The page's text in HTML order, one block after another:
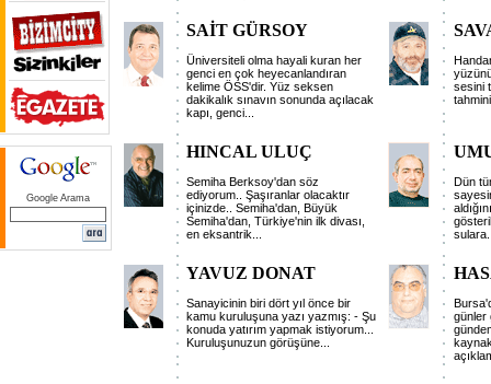
Google Arama
SAİT GÜRSOY
Üniversiteli olma hayali kuran her
genci en çok heyecanlandıran
kelime ÖSS'dir. Yüz seksen
dakikalık sınavın sonunda açılacak
kapı, genci
sesini
HINCAL ULUÇ
Semiha Berksoy'dan söz
ediyorum.. Şaşıranlar olacaktır
içinizde.. Semiha'dan, Büyük
Semiha'dan, Türkiye'nin ilk divası,
en eksantrik
Dün
sulara
YAVUZ DONAT
Sanayicinin biri dört yıl önce bir
kamu kuruluşuna yazı yazmış: - Şu
konuda yatırım yapmak istiyorum...
Kuruluşunuzun görüşüne
günler